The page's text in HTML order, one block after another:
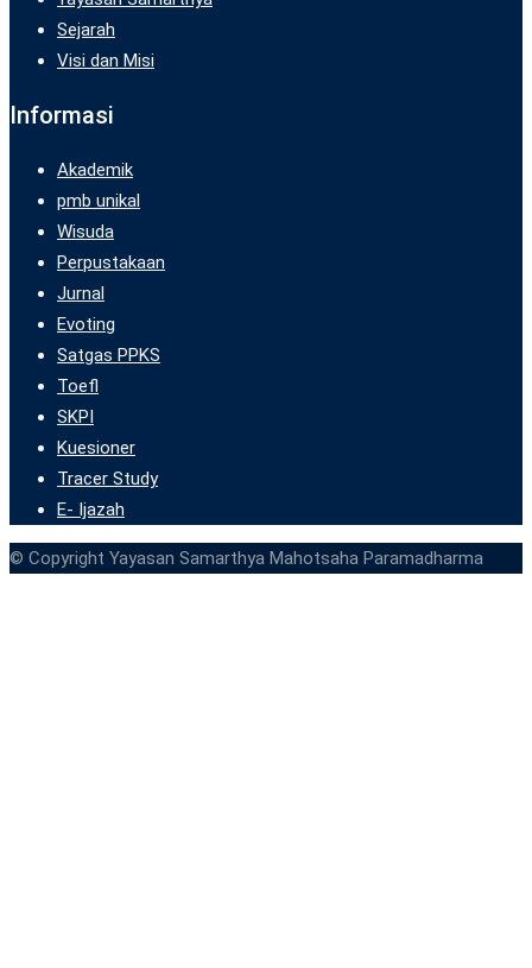
Sejarah
Visi dan Misi
Informasi
Akademik
pmb unikal
Wisuda
Perpustakaan
Jurnal
Evoting
Satgas PPKS
Toefl
SKPI
Kuesioner
Tracer Study
E- Ijazah
© Copyright Yayasan Samarthya Mahotsaha Paramadharma